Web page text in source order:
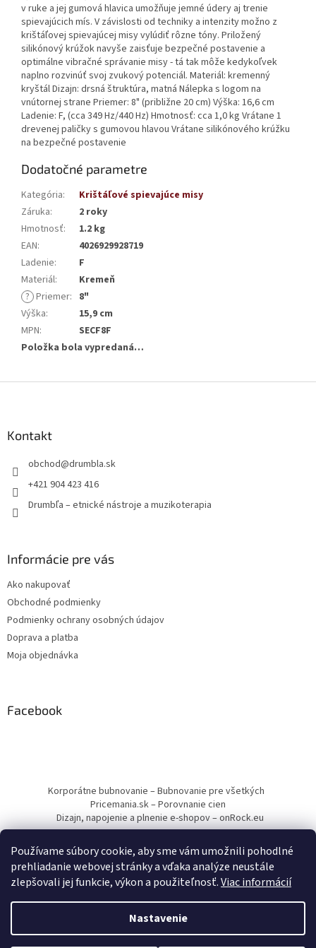
Používame súbory cookie, aby sme vám umožnili pohodlné
prehliadanie webovej stránky a vďaka analýze neustále
zlepšovali jej funkcie, výkon a použiteľnosť.Viac informácií
Nastavenie
v ruke a jej gumová hlavica umožňuje jemné údery aj trenie
spievajúcich mís. V závislosti od techniky a intenzity možno z
krištáľovej spievajúcej misy vylúdiť rôzne tóny. Priložený
silikónový krúžok navyše zaisťuje bezpečné postavenie a
optimálne vibračné správanie misy - tá tak môže kedykoľvek
naplno rozvinúť svoj zvukový potenciál. Materiál: kremenný
kryštál Dizajn: drsná štruktúra, matná Nálepka s logom na
vnútornej strane Priemer: 8" (približne 20 cm) Výška: 16,6 cm
Ladenie: F, (cca 349 Hz/440 Hz) Hmotnosť: cca 1,0 kg Vrátane 1
drevenej paličky s gumovou hlavou Vrátane silikónového krúžku
na bezpečné postavenie
Dodatočné parametre
Kategória:
Krištáľové spievajúce misy
Záruka:
2 roky
Hmotnosť:
1.2 kg
EAN:
4026929928719
Ladenie:
F
Materiál:
Kremeň
? Priemer: 8"
Výška:
15,9 cm
MPN:
SECF8F
Položka bola vypredaná…
Kontakt
obchod@drumbla.sk
+421 904 423 416
Drumbľa – etnické nástroje a muzikoterapia
Informácie pre vás
Ako nakupovať
Obchodné podmienky
Podmienky ochrany osobných údajov
Doprava a platba
Moja objednávka
Facebook
Korporátne bubnovanie – Bubnovanie pre všetkých
Pricemania.sk – Porovnanie cien
Dizajn, napojenie a plnenie e-shopov – onRock.eu